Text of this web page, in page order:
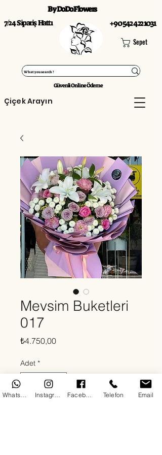
7/24 Sipariş Hattı +90 542 422 1031
By DoDo Flowers
Sepet
Çiçek Arayın
Güvenli Online Ödeme
Mevsim Buketleri
017
₺4.750,00Fiyat
Adet *
Telefon Email